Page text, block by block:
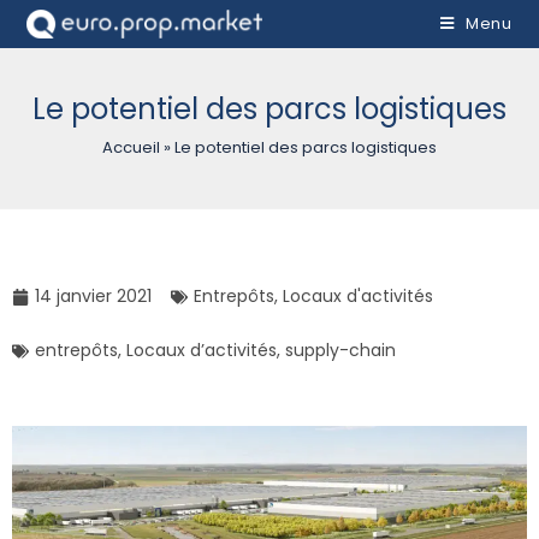
Menu
Le potentiel des parcs logistiques
Accueil »Le potentiel des parcs logistiques
14 janvier 2021 Entrepôts, Locaux d'activités
entrepôts, Locaux d’activités, supply-chain